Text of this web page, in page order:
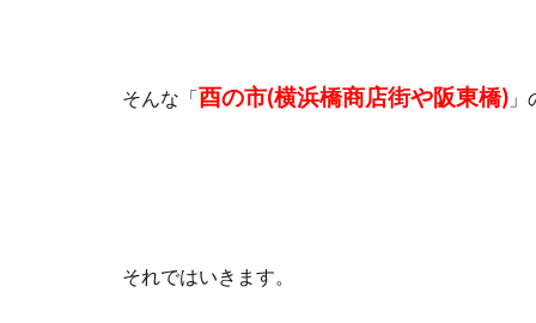
そんな「酉の市(横浜橋商店街や阪東橋)
それではいきます。